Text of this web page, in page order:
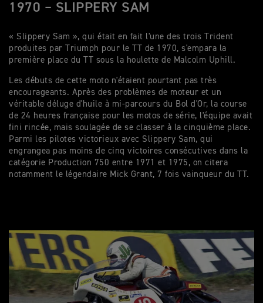
1970 – SLIPPERY SAM
« Slippery Sam », qui était en fait l'une des trois Trident
produites par Triumph pour le TT de 1970, s'empara la
première place du TT sous la houlette de Malcolm Uphill.
Les débuts de cette moto n'étaient pourtant pas très
encourageants. Après des problèmes de moteur et un
véritable déluge d'huile à mi-parcours du Bol d'Or, la course
de 24 heures française pour les motos de série, l'équipe avait
fini rincée, mais soulagée de se classer à la cinquième place.
Parmi les pilotes victorieux avec Slippery Sam, qui
engrangea pas moins de cinq victoires consécutives dans la
catégorie Production 750 entre 1971 et 1975, on citera
notamment le légendaire Mick Grant, 7 fois vainqueur du TT.